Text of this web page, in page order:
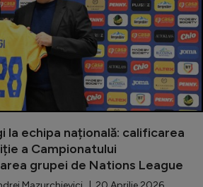
la echipa națională: calificarea
a Campionatului
grupei de Nations League